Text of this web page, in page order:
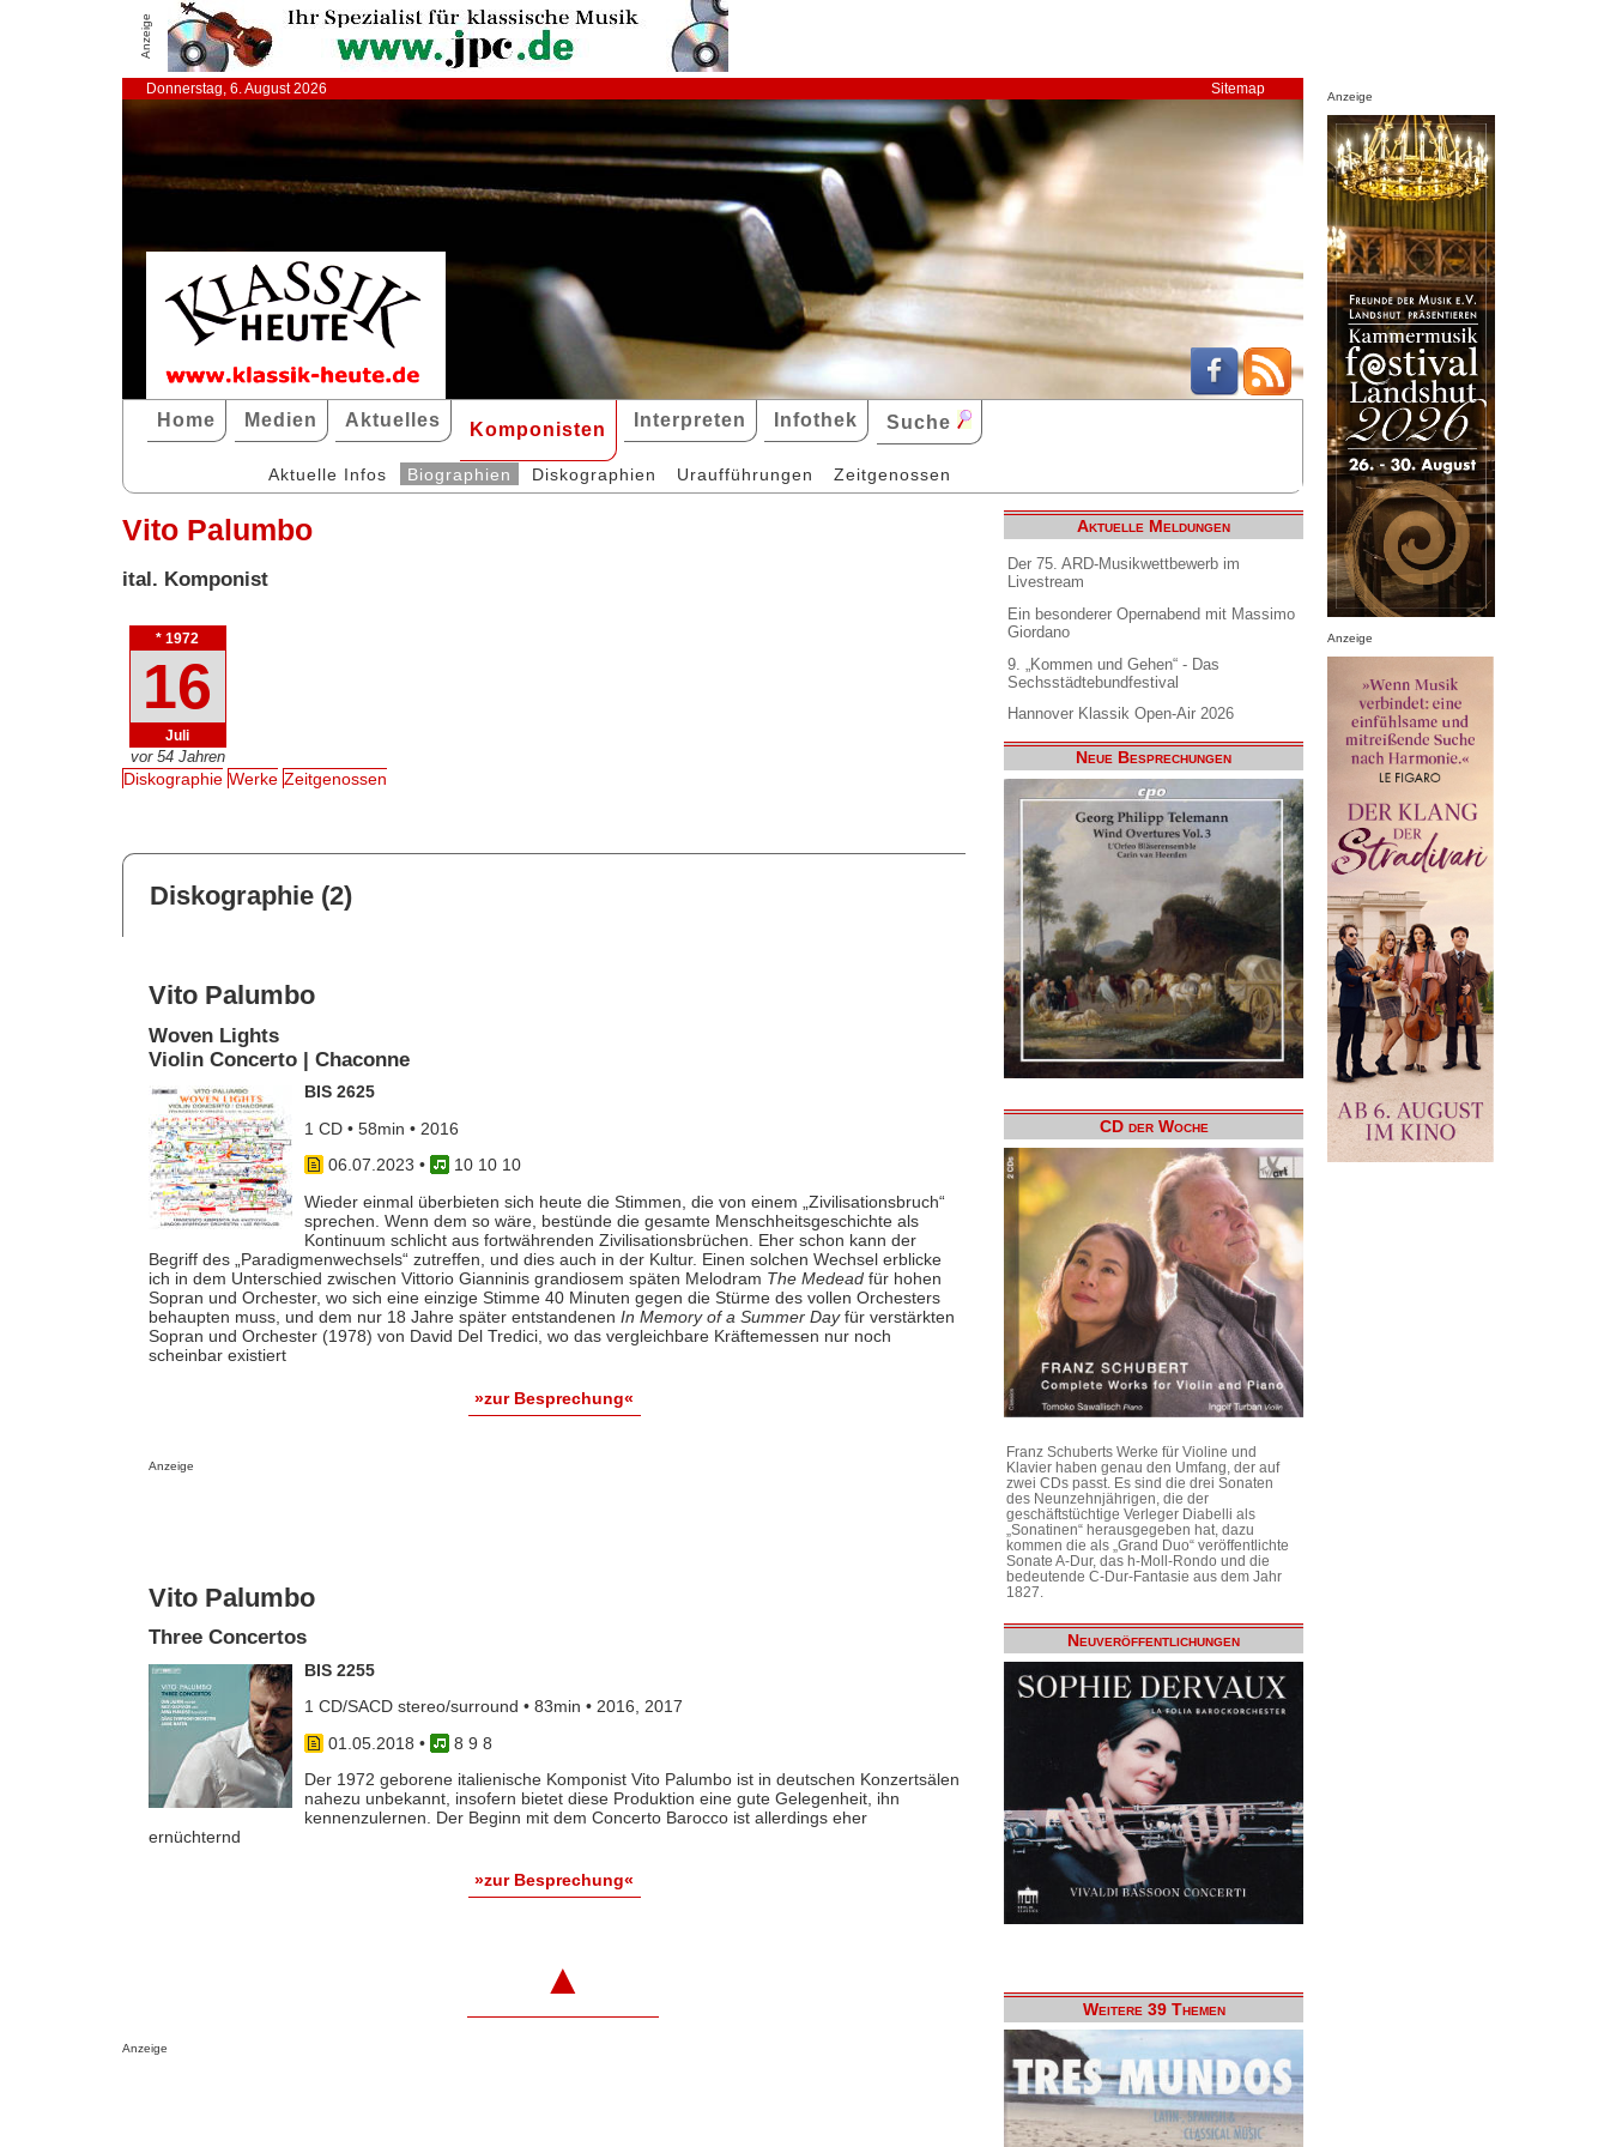
Anzeige
Donnerstag, 6. August 2026 Sitemap
Home Medien Aktuelles Komponisten Interpreten Infothek Suche
Aktuelle Infos Biographien Diskographien Uraufführungen Zeitgenossen
Vito Palumbo
ital. Komponist
* 1972
16
Juli
vor 54 Jahren
Diskographie Werke Zeitgenossen
Diskographie (2)
Vito Palumbo
Woven Lights
Violin Concerto | Chaconne
BIS 2625
1 CD • 58min • 2016
06.07.2023 •
10 10 10
Wieder einmal überbieten sich heute die Stimmen, die von einem „Zivilisationsbruch“
sprechen. Wenn dem so wäre, bestünde die gesamte Menschheitsgeschichte als
Kontinuum schlicht aus fortwährenden Zivilisationsbrüchen. Eher schon kann der
Begriff des „Paradigmenwechsels“ zutreffen, und dies auch in der Kultur. Einen solchen Wechsel erblicke
ich in dem Unterschied zwischen Vittorio Gianninis grandiosem späten Melodram The Medeadfür hohen
Sopran und Orchester, wo sich eine einzige Stimme 40 Minuten gegen die Stürme des vollen Orchesters
behaupten muss, und dem nur 18 Jahre später entstandenen In Memory of a Summer Dayfür verstärkten
Sopran und Orchester (1978) von David Del Tredici, wo das vergleichbare Kräftemessen nur noch
scheinbar existiert
»zur Besprechung«
Anzeige
Vito Palumbo
Three Concertos
BIS 2255
1 CD/SACD stereo/surround • 83min • 2016, 2017
01.05.2018 •
8 9 8
Der 1972 geborene italienische Komponist Vito Palumbo ist in deutschen Konzertsälen
nahezu unbekannt, insofern bietet diese Produktion eine gute Gelegenheit, ihn
kennenzulernen. Der Beginn mit dem Concerto Barocco ist allerdings eher
ernüchternd
»zur Besprechung«
▲
Anzeige
Aktuelle Meldungen
Der 75. ARD-Musikwettbewerb im
Livestream
Ein besonderer Opernabend mit Massimo
Giordano
9. „Kommen und Gehen“ - Das
Sechsstädtebundfestival
Hannover Klassik Open-Air 2026
Neue Besprechungen
CD der Woche
Franz Schuberts Werke für Violine und
Klavier haben genau den Umfang, der auf
zwei CDs passt. Es sind die drei Sonaten
des Neunzehnjährigen, die der
geschäftstüchtige Verleger Diabelli als
„Sonatinen“ herausgegeben hat, dazu
kommen die als „Grand Duo“ veröffentlichte
Sonate A-Dur, das h-Moll-Rondo und die
bedeutende C-Dur-Fantasie aus dem Jahr
1827.
Neuveröffentlichungen
Weitere 39 Themen
Anzeige
Anzeige